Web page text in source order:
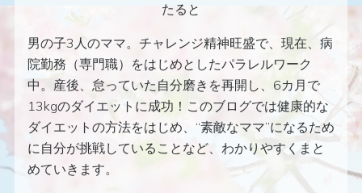
たると
男の子3人のママ。チャレンジ精神旺盛で、現在、病
院勤務（専門職）をはじめとしたパラレルワーク
中。産後、怠っていた自分磨きを再開し、6カ月で
13kgのダイエットに成功！このブログでは健康的な
ダイエットの方法をはじめ、“素敵なママ”になるため
に自分が挑戦していることなど、わかりやすくまと
めていきます。